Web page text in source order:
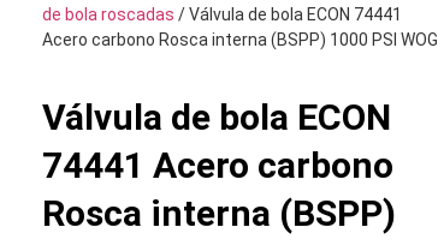
de bola roscadas / Válvula de bola ECON 74441
Acero carbono Rosca interna (BSPP) 1000 PSI WOG
Válvula de bola ECON
74441 Acero carbono
Rosca interna (BSPP)